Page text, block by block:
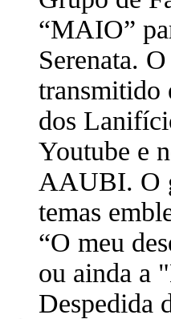
“MAIO”
Serenata.
transmitido
dos
Youtube e
AAUBI. O
temas
“O meu
ou ainda a
Despedida